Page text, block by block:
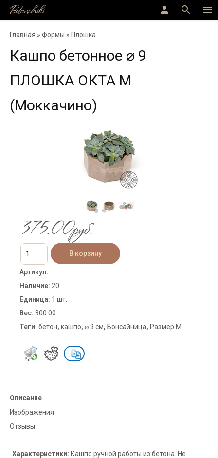
menu
search
person
Betonchiki
Главная » Формы » Плошка
Кашпо бетонное ⌀ 9
ПЛОШКА ОКТА M
(Моккачино)
375.00руб.
Артикул:
Наличие: 20
Единица: 1 шт.
Вес: 300.00
Теги: бетон, кашпо, ⌀ 9 см, Бонсайница, Размер M
Описание
Изображения
Отзывы
Характеристики: Кашпо ручной работы из бетона. Не